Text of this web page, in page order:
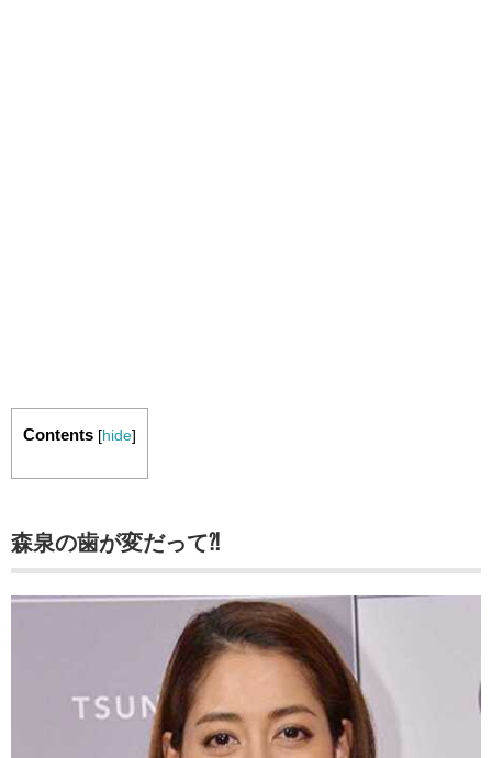
Contents [hide]
森泉の歯が変だって⁈